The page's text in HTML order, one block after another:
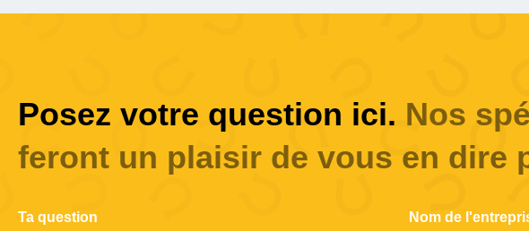
Posez votre question ici. Nos
feront un plaisir de vous en dire
Ta question Nom de